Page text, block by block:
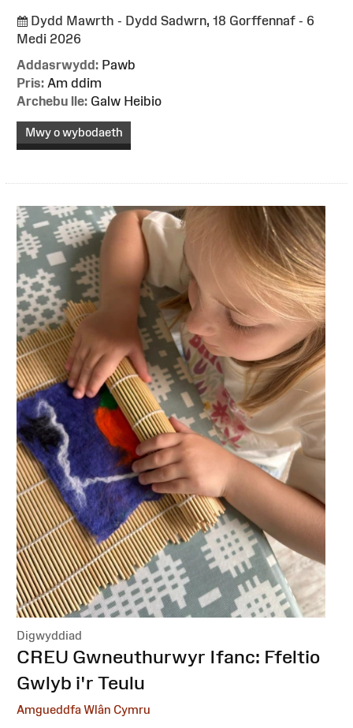
Dydd Mawrth - Dydd Sadwrn, 18 Gorffennaf - 6
Medi 2026
Addasrwydd: Pawb
Pris: Am ddim
Archebu lle: Galw Heibio
Mwy o wybodaeth
Digwyddiad
:CREU Gwneuthurwyr Ifanc: Ffeltio
Gwlyb i'r Teulu
Amgueddfa Wlân Cymru